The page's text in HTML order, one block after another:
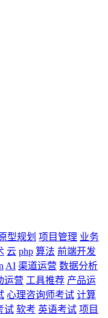
型规划 项目管理 业务
云 php 算法 前端开发
AI 渠道运营 数据分析
运营 工具推荐 产品运
心理咨询师考试 计算
试 软考 英语考试 项目